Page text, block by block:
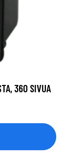
360 SIVUA